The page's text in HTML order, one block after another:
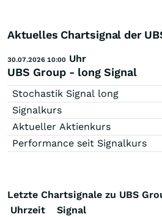
Aktuelles Chartsignal der
30.07.2026 10:00 Uhr
UBS Group - long Signal
Stochastik Signal long
Signalkurs
Aktueller Aktienkurs
Performance seit Signalkurs
Letzte Chartsignale zu UBS
Uhrzeit
Signal